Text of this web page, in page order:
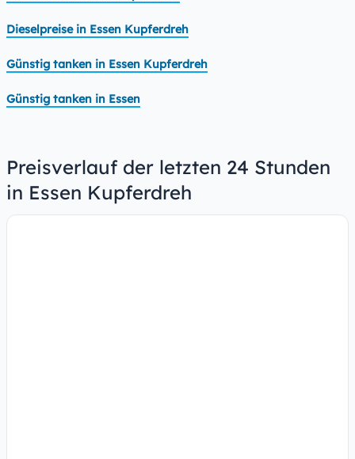
Dieselpreise in Essen Kupferdreh
Günstig tanken in Essen Kupferdreh
Günstig tanken in Essen
Preisverlauf der letzten 24 Stunden
in Essen Kupferdreh